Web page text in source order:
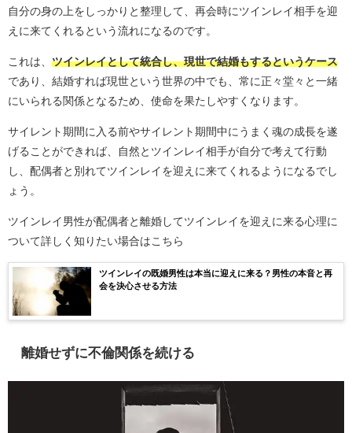
自分の身の上をしっかりと整理して、再会時にツインレイ相手を迎
えに来てくれるという流れになるのです。
これは、 ツインレイとして統合し、現世で結婚もするというケース
であり、結婚すれば現世という世界の中でも、常に正々堂々と一緒
にいられる関係となるため、使命を果たしやすくなります。
サイレント期間に入る前やサイレント期間中にうまく魂の成長を遂
げることができれば、自然とツインレイ相手が自分で考えて行動
し、配偶者と別れてツインレイを迎えに来てくれるようになるでし
ょう。
ツインレイ男性が配偶者と離婚してツインレイを迎えに来る心理に
ついて詳しく知りたい場合はこちら
ツインレイの既婚男性は本当に迎えに来る？男性の本音と再
会を決心させる方法
離婚せずに不倫関係を続ける